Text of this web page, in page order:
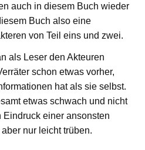
auch in diesem Buch wieder
Buch also eine
von Teil eins und zwei.
als Leser den Akteuren
schon etwas vorher,
hat als sie selbst.
etwas schwach und nicht
einer ansonsten
nur leicht trüben.